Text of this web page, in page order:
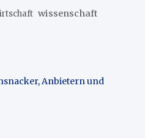
wissenschaft
Anbietern und